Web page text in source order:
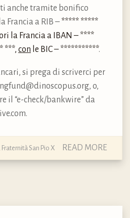
anche tramite bonifico
Francia a RIB – ***** *****
la Francia a IBAN – ****
***, con le BIC – ***********.
si prega di scriverci per
o,
il “e-check/bankwire” da
Fraternità San Pio X READ MORE